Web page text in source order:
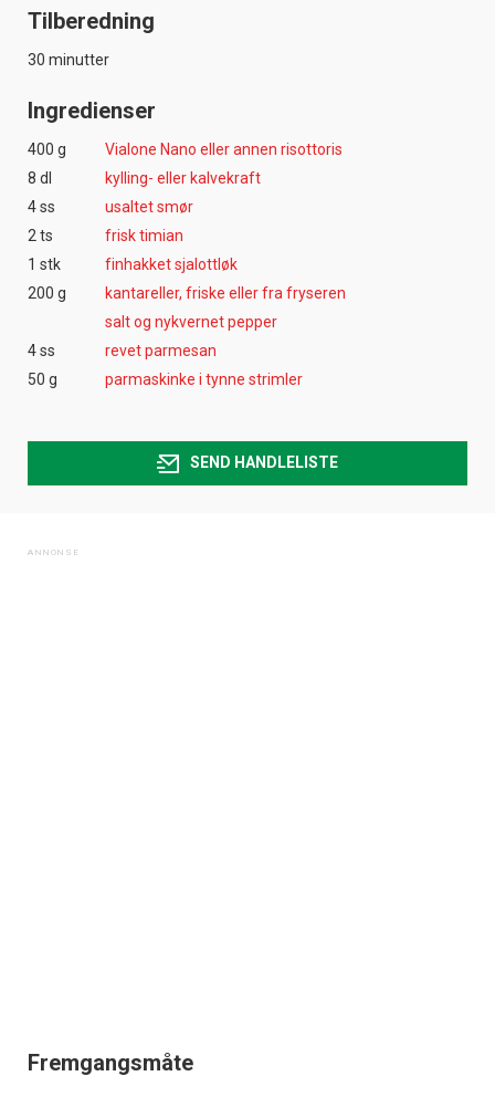
Tilberedning
30 minutter
Ingredienser
400 g
Vialone Nano eller annen risottoris
8 dl
kylling- eller kalvekraft
4 ss
usaltet smør
2 ts
frisk timian
1 stk
finhakket sjalottløk
200 g
kantareller, friske eller fra fryseren
salt og nykvernet pepper
4 ss
revet parmesan
50 g
parmaskinke i tynne strimler
SEND HANDLELISTE
Fremgangsmåte